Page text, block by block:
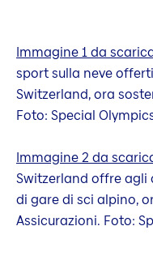
Immagine 1 da
sport sulla neve
Switzerland, ora
Foto: Special
Immagine 2 da
Switzerland offre
di gare di sci alpino,
Assicurazioni. Foto: